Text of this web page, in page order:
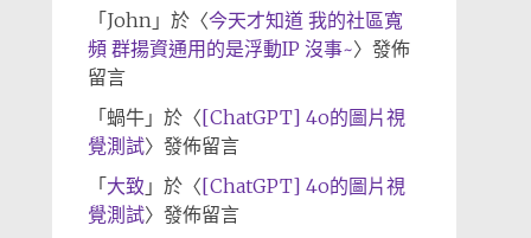
「 John」於〈今天才知道 我的社區寬
頻 群揚資通用的是浮動IP 沒事~〉發佈
留言
「 蝸牛」於〈[ChatGPT] 4o的圖片視
覺測試〉發佈留言
「 大致 」於〈[ChatGPT] 4o的圖片視
覺測試〉發佈留言